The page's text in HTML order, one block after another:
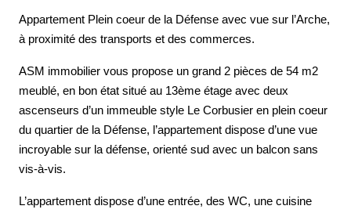
Appartement Plein coeur de la Défense avec vue sur l’Arche,
à proximité des transports et des commerces.
ASM immobilier vous propose un grand 2 pièces de 54 m2
meublé, en bon état situé au 13ème étage avec deux
ascenseurs d’un immeuble style Le Corbusier en plein coeur
du quartier de la Défense, l’appartement dispose d’une vue
incroyable sur la défense, orienté sud avec un balcon sans
vis-à-vis.
L’appartement dispose d’une entrée, des WC, une cuisine